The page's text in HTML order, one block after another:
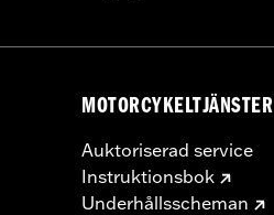
MOTORCYKELTJÄNSTER
Auktoriserad service
Instruktionsbok
Underhållsscheman